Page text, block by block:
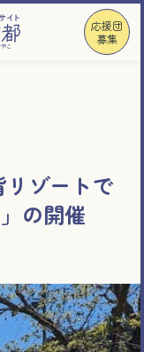
応援団
募集
ゾートで
の開催